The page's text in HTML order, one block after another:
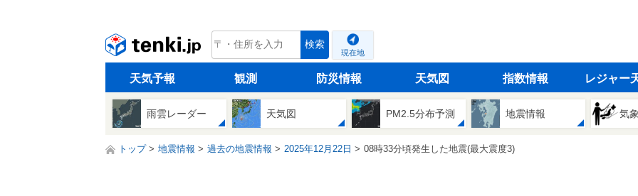
tenki.jp 検索
現在地
天気予報 観測 防災情報 天気図 指数情報 レジャー
雨雲レーダー 天気図 PM2.5分布予測 地震情報 気
トップ 地震情報 過去の地震情報 2025年12月22日 08時33分頃発生した地震(最大震度3)